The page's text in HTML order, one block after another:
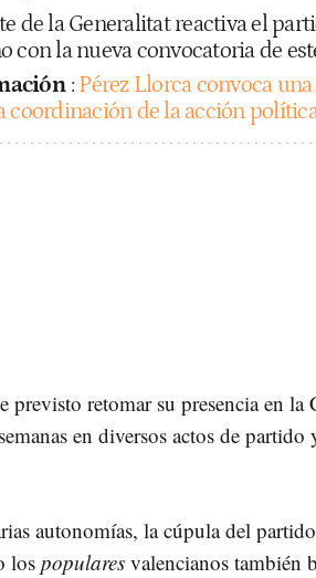
de la Generalitat reactiva el
con la nueva convocatoria de
: Pérez Llorca convoca
coordinación de la acción
previsto retomar su presencia en la
en diversos actos de partido
autonomías, la cúpula del
los populares valencianos también